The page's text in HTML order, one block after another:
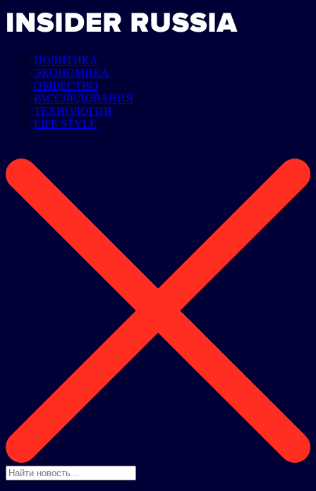
ПОЛИТИКА
ЭКОНОМИКА
ОБЩЕСТВО
РАССЛЕДОВАНИЯ
ТЕХНОЛОГИИ
LIFE STYLE